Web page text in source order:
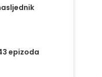
epizoda